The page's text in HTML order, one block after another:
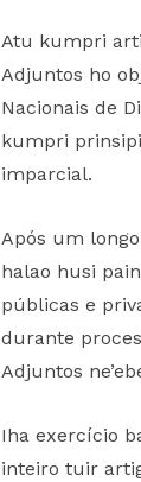
Atu kumpri
Adjuntos ho
Nacionais de
kumpri
imparcial.
Após um longo
halao husi
públicas e
durante
Adjuntos
Iha exercício
inteiro tuir